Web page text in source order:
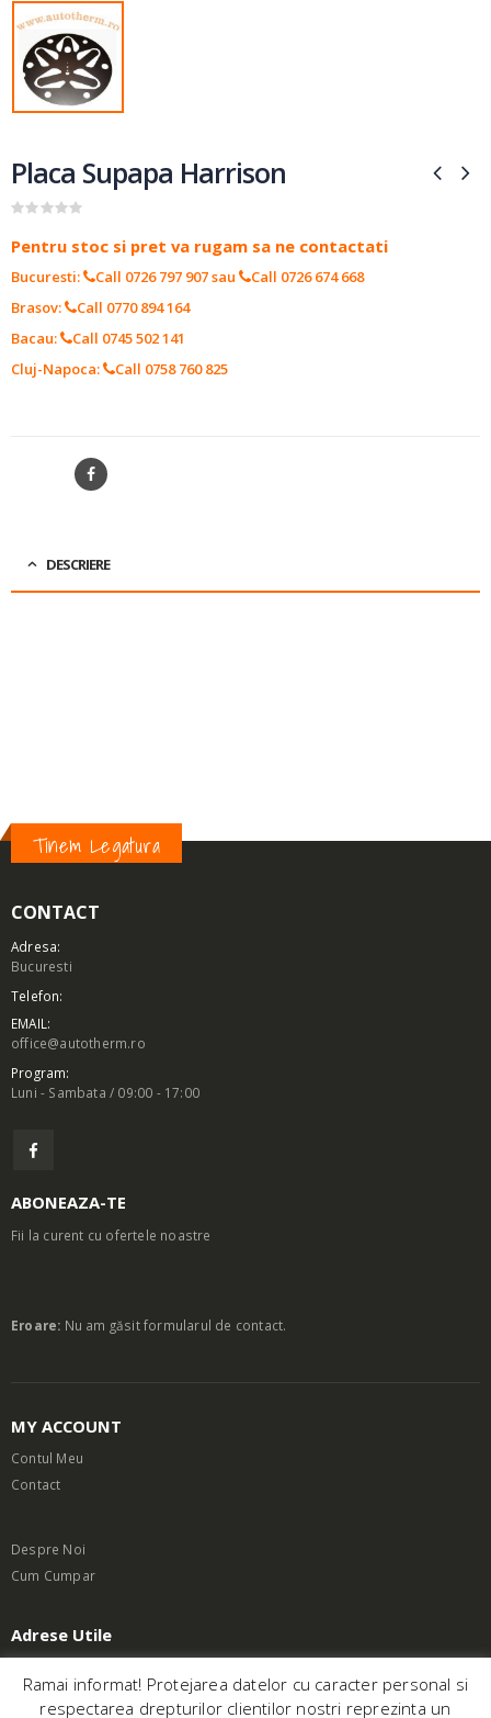
Placa Supapa Harrison
Pentru stoc si pret va rugam sa ne contactati
Bucuresti: Call 0726 797 907sau
Call 0726 674 668
Brasov:
Call 0770 894 164
Bacau:
Call 0745 502 141
Cluj-Napoca:
Call 0758 760 825
DESCRIERE
Tinem Legatura
CONTACT
Adresa:
Bucuresti
Telefon:
EMAIL:
office@autotherm.ro
Program:
Luni - Sambata / 09:00 - 17:00
ABONEAZA-TE
Fii la curent cu ofertele noastre
Eroare: Nu am găsit formularul de contact.
MY ACCOUNT
Contul Meu
Contact
Despre Noi
Cum Cumpar
Adrese Utile
Ramai informat! Protejarea datelor cu caracter personal si
respectarea drepturilor clientilor nostri reprezinta un